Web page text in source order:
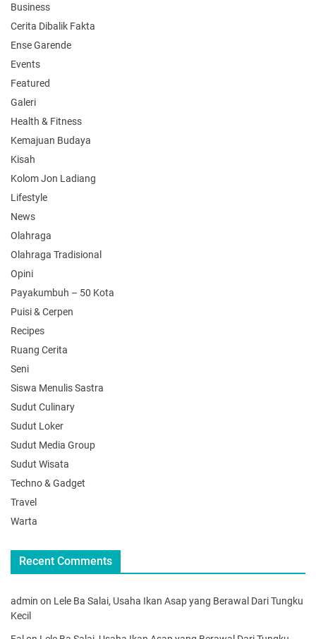
Business
Cerita Dibalik Fakta
Ense Garende
Events
Featured
Galeri
Health & Fitness
Kemajuan Budaya
Kisah
Kolom Jon Ladiang
Lifestyle
News
Olahraga
Olahraga Tradisional
Opini
Payakumbuh – 50 Kota
Puisi & Cerpen
Recipes
Ruang Cerita
Seni
Siswa Menulis Sastra
Sudut Culinary
Sudut Loker
Sudut Media Group
Sudut Wisata
Techno & Gadget
Travel
Warta
Recent Comments
admin on Lele Ba Salai, Usaha Ikan Asap yang Berawal Dari Tungku
Kecil